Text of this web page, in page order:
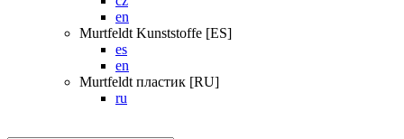
en
Murtfeldt Kunststoffe [ES]
es
en
Murtfeldt пластик [RU]
ru